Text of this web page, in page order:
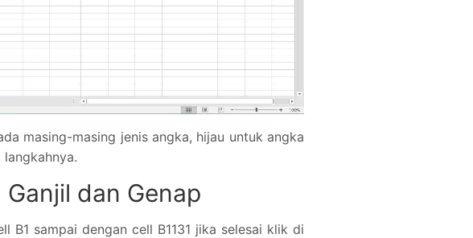
masing-masing jenis angka, hijau untuk angka
dan Genap
B1 sampai dengan cell B1131 jika selesai klik di